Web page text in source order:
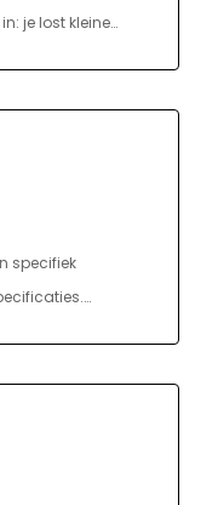
je lost kleine
,
specifiek
kunt op
en afwisselende